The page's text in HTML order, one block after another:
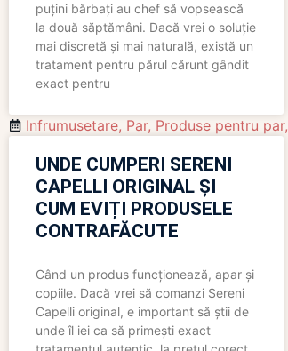
puțini bărbați au chef să vopsească
la două săptămâni. Dacă vrei o soluție
mai discretă și mai naturală, există un
tratament pentru părul cărunt gândit
exact pentru
Infrumusetare, Par, Produse pentru par,
UNDE CUMPERI SERENI
CAPELLI ORIGINAL ȘI
CUM EVIȚI PRODUSELE
CONTRAFĂCUTE
Când un produs funcționează, apar și
copiile. Dacă vrei să comanzi Sereni
Capelli original, e important să știi de
unde îl iei ca să primești exact